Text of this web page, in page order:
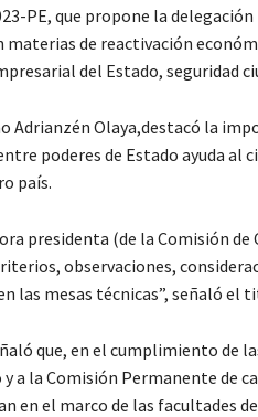
PE, que propone la
materias de reactivación
del Estado, seguridad
Adrianzén Olaya,destacó la
poderes de Estado ayuda al
país.
presidenta (de la Comisión
observaciones,
las mesas técnicas”, señaló el
que, en el cumplimiento de
a la Comisión Permanente de
en el marco de las facultades